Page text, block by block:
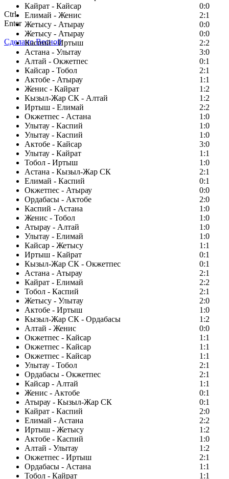
Кайрат - Кайсар
0:0
Елимай - Женис
2:1
Жетысу - Атырау
0:0
Жетысу - Атырау
0:0
Каспий - Иртыш
2:2
Астана - Улытау
3:0
Алтай - Окжетпес
0:1
Кайсар - Тобол
2:1
Актобе - Атырау
1:1
Женис - Кайрат
1:2
Кызыл-Жар СК - Алтай
1:2
Иртыш - Елимай
2:2
Окжетпес - Астана
1:0
Улытау - Каспий
1:0
Улытау - Каспий
1:0
Актобе - Кайсар
3:0
Улытау - Кайрат
1:1
Тобол - Иртыш
1:0
Астана - Кызыл-Жар СК
2:1
Елимай - Каспий
0:1
Окжетпес - Атырау
0:0
Ордабасы - Актобе
2:0
Каспий - Астана
1:0
Женис - Тобол
1:0
Атырау - Алтай
1:0
Улытау - Елимай
1:0
Кайсар - Жетысу
1:1
Иртыш - Кайрат
0:1
Кызыл-Жар СК - Окжетпес
0:1
Астана - Атырау
2:1
Кайрат - Елимай
2:2
Тобол - Каспий
2:1
Жетысу - Улытау
2:0
Актобе - Иртыш
1:0
Кызыл-Жар СК - Ордабасы
1:2
Алтай - Женис
0:0
Окжетпес - Кайсар
1:1
Окжетпес - Кайсар
1:1
Окжетпес - Кайсар
1:1
Улытау - Тобол
2:1
Ордабасы - Окжетпес
2:1
Кайсар - Алтай
1:1
Женис - Актобе
0:1
Атырау - Кызыл-Жар СК
0:1
Кайрат - Каспий
2:0
Елимай - Астана
2:2
Иртыш - Жетысу
1:2
Актобе - Каспий
1:0
Алтай - Улытау
1:2
Окжетпес - Иртыш
2:1
Ордабасы - Астана
1:1
Тобол - Кайрат
1:1
Ctrl
Enter
Сделано Весной